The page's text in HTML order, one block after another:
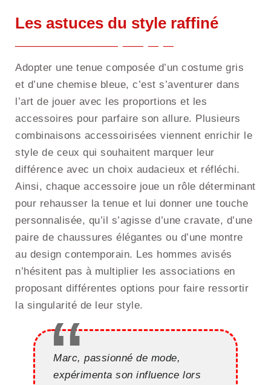
Les astuces du style raffiné
Adopter une tenue composée d’un costume gris
et d’une chemise bleue, c’est s’aventurer dans
l’art de jouer avec les proportions et les
accessoires pour parfaire son allure. Plusieurs
combinaisons accessoirisées viennent enrichir le
style de ceux qui souhaitent marquer leur
différence avec un choix audacieux et réfléchi.
Ainsi, chaque accessoire joue un rôle déterminant
pour rehausser la tenue et lui donner une touche
personnalisée, qu’il s’agisse d’une cravate, d’une
paire de chaussures élégantes ou d’une montre
au design contemporain. Les hommes avisés
n’hésitent pas à multiplier les associations en
proposant différentes options pour faire ressortir
la singularité de leur style.
Marc, passionné de mode,
expérimenta son influence lors